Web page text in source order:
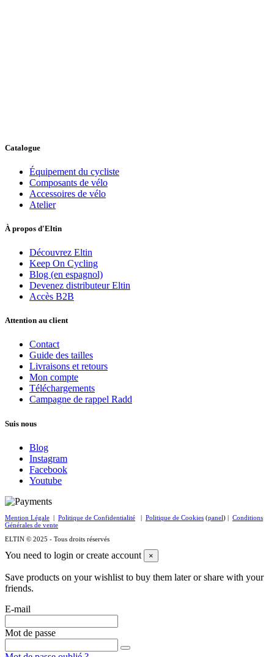
Catalogue
Équipement du cycliste
Composants de vélo
Accessoires de vélo
Atelier
À propos d'Eltin
Découvrez Eltin
Keep On Cycling
Blog (en espagnol)
Devenez distributeur Eltin
Accès B2B
Attention au client
Contact
Guide des tailles
Livraisons et retours
Mon compte
Téléchargements
Campagne de rappel Radd
Suis nous
Blog
Instagram
Facebook
Youtube
Mention Légale | Politique de Confidentialité | Politique de Cookies (panel) | Conditions
Générales de vente
ELTIN © 2025 - Tous droits réservés
You need to login or create account ×
Save products on your wishlist to buy them later or share with your
friends.
E-mail
Mot de passe